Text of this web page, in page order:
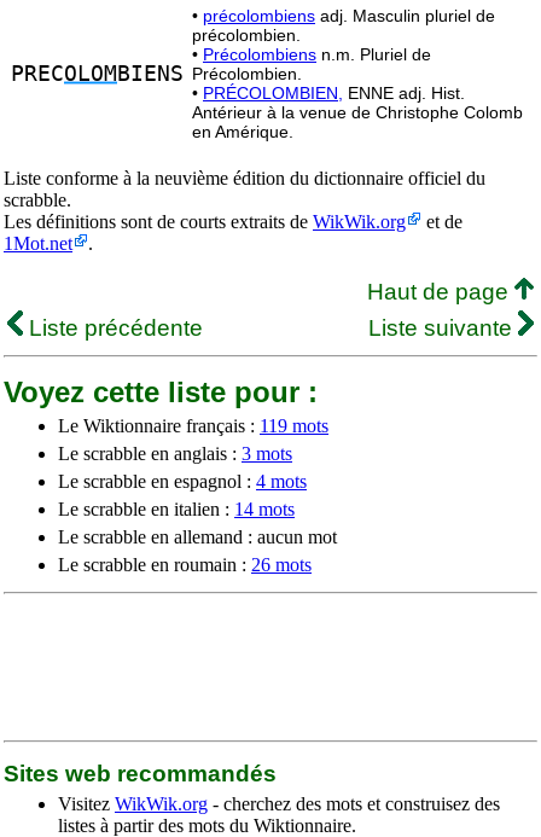
PRECOLOM BIENS
• précolombiens adj. Masculin pluriel de
précolombien.
• Précolombiens n.m. Pluriel de
Précolombien.
• PRÉCOLOMBIEN,
ENNE adj. Hist.
Antérieur à la venue de Christophe Colomb
en Amérique.
Liste conforme à la neuvième édition du dictionnaire officiel du
scrabble.
Les définitions sont de courts extraits de WikWik.org
et de
1Mot.net
.
Haut de page
Liste précédente
Liste suivante
Voyez cette liste pour :
Le Wiktionnaire français : 119 mots
Le scrabble en anglais : 3 mots
Le scrabble en espagnol : 4 mots
Le scrabble en italien : 14 mots
Le scrabble en allemand : aucun mot
Le scrabble en roumain : 26 mots
Sites web recommandés
Visitez WikWik.org - cherchez des mots et construisez des
listes à partir des mots du Wiktionnaire.